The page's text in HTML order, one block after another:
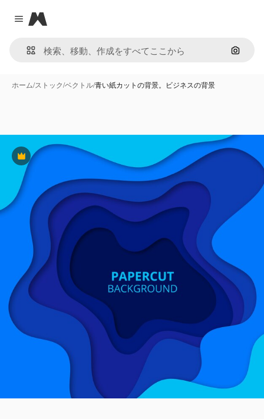
Close menu
Magnific
画像で
ホーム/ストック/ベクトル/青い紙カットの背景。ビジネスの背景
Premium